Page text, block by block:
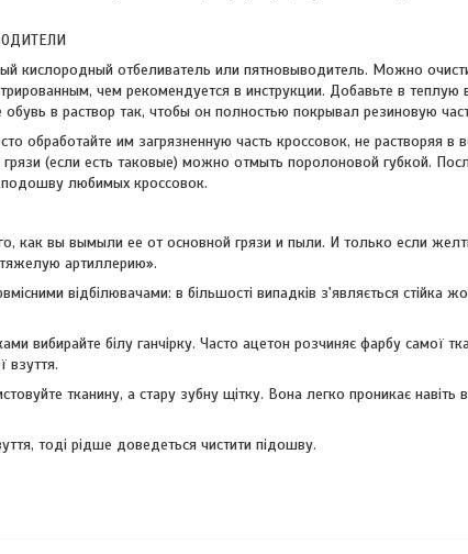
кислородный отбеливатель или пятновыводитель. Можно
чем рекомендуется в инструкции. Добавьте в
обувь в раствор так, чтобы он полностью покрывал резиновую
обработайте им загрязненную часть кроссовок, не растворяя в
грязи (если есть таковые) можно отмыть поролоновой губкой.
любимых кроссовок.
как вы вымыли ее от основной грязи и пыли. И только если
артиллерию».
відбілювачами: в більшості випадків з'являється стійка
вибирайте білу ганчірку. Часто ацетон розчиняє фарбу самої
взуття.
тканину, а стару зубну щітку. Вона легко проникає навіть в
тоді рідше доведеться чистити підошву.